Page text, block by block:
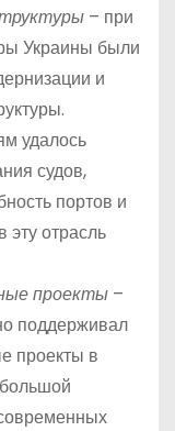
– при
Украины были
и
удалось
судов,
портов и
эту отрасль
проекты –
поддерживал
проекты в